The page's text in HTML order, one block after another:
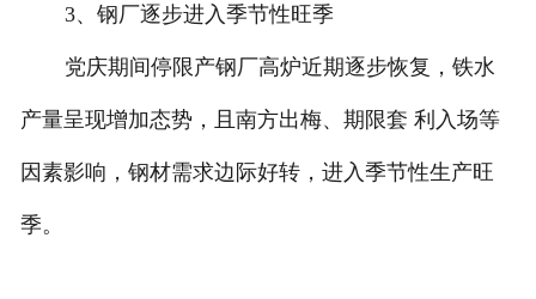
3、钢厂逐步进入季节性旺季
党庆期间停限产钢厂高炉近期逐步恢复，铁水
产量呈现增加态势，且南方出梅、期限套 利入场等
因素影响，钢材需求边际好转，进入季节性生产旺
季。